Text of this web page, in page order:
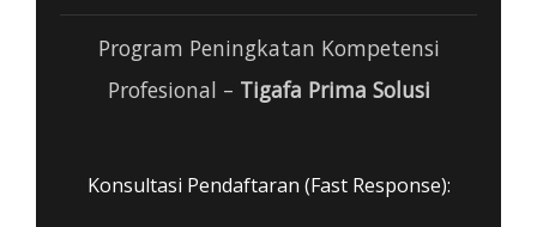
Program Peningkatan Kompetensi
Profesional – Tigafa Prima Solusi
Konsultasi Pendaftaran (Fast Response):